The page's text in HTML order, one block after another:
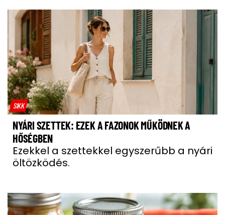
SIKK
NYÁRI SZETTEK: EZEK A FAZONOK MŰKÖDNEK A
HŐSÉGBEN
Ezekkel a szettekkel egyszerűbb a nyári
öltözködés.